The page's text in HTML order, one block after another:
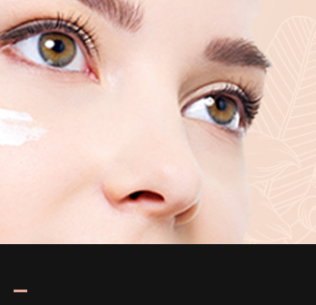
Crème éclaircissante à
base de plantes naturelles,
ingrédients de sécurité,
crème blanchissante pour
le visage, les aisselles et le
Sérum hydratant en
profondeur éclaircissant
privée, acide hyaluronique
pur 2 b5, pour le visage